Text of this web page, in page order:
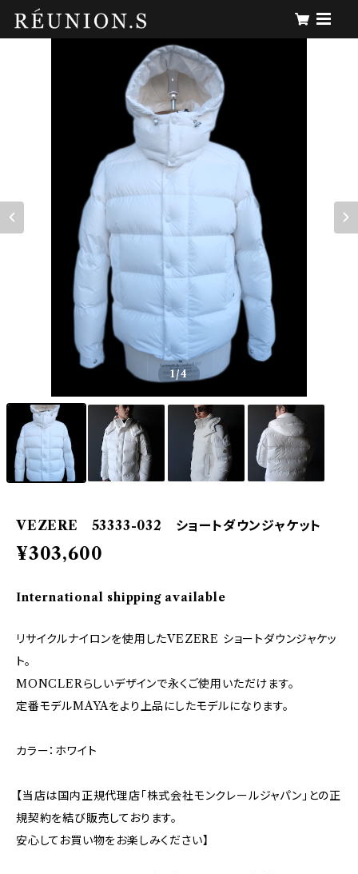
1/4
VEZERE 53333-032 ショートダウンジャケット
¥303,600
International shipping available
リサイクルナイロンを使用したVEZERE ショートダウンジャケッ
ト。
MONCLERらしいデザインで永くご使用いただけます。
定番モデルMAYAをより上品にしたモデルになります。
カラー：ホワイト
【当店は国内正規代理店「株式会社モンクレールジャパン」との正
規契約を結び販売しております。
安心してお買い物をお楽しみください】